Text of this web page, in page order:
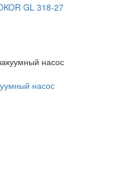
GL 318-27
насос